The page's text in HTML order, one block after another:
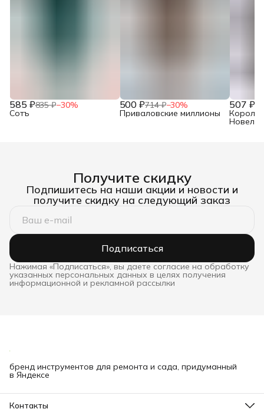
585 ₽835 ₽−30%
Сотъ
500 ₽714 ₽−30%
Приваловские миллионы
507 ₽
Короли
Получите скидку
Подпишитесь на наши акции и новости и
получите скидку на следующий заказ
Подписаться
Нажимая «Подписаться», вы даете согласие на обработку
указанных персональных данных в целях получения
информационной и рекламной рассылки
бренд инструментов для ремонта и сада, придуманный
в Яндексе
Контакты